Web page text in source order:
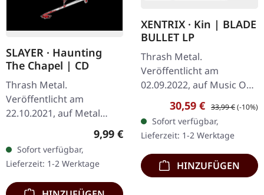
SLAYER · Haunting
The Chapel | CD
Thrash Metal.
Veröffentlicht am
22.10.2021, auf Metal
Blade Records. CD im
Veröffentlichung von
1984 'Haunting The
Chapel' hallt…
Regulärer Preis:
9,99 €
Sofort verfügbar,
Lieferzeit: 1-2 Werktage
XENTRIX · Kin | BLADE
BULLET LP
Thrash Metal.
Veröffentlicht am
02.09.2022, auf Music On
Vinyl. "Blade Bullet" Vinyl.
Keine halben Sachen:
XENTRIX sind zurück, und
"Kin" ist ein…
Verkaufspreis:
30,59 € Regulärer Preis:
33,99 €(-10%)
Sofort verfügbar,
Lieferzeit: 1-2 Werktage
HINZUFÜGEN